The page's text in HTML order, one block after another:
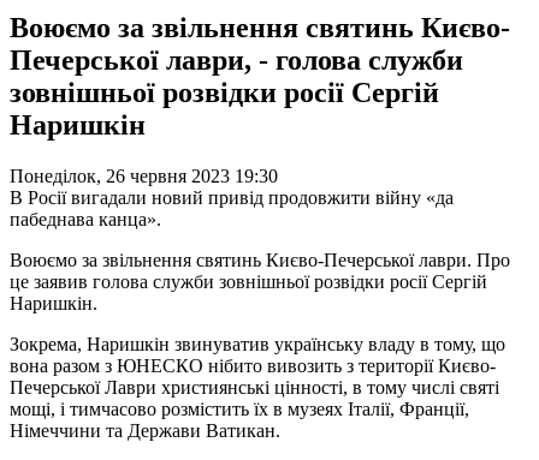
Воюємо за звільнення святинь Києво-
Печерської лаври, - голова служби
зовнішньої розвідки росії Сергій
Наришкін
Понеділок, 26 червня 2023 19:30
В Росії вигадали новий привід продовжити війну «да
пабеднава канца».
Воюємо за звільнення святинь Києво-Печерської лаври. Про
це заявив голова служби зовнішньої розвідки росії Сергій
Наришкін.
Зокрема, Наришкін звинуватив українську владу в тому, що
вона разом з ЮНЕСКО нібито вивозить з території Києво-
Печерської Лаври християнські цінності, в тому числі святі
мощі, і тимчасово розмістить їх в музеях Італії, Франції,
Німеччини та Держави Ватикан.